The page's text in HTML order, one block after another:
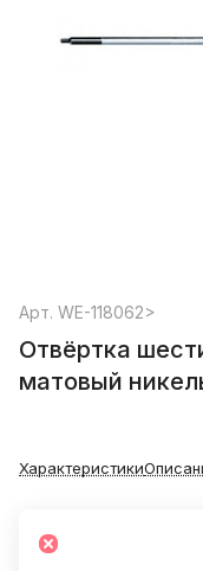
Арт. WE-118062>
Отвёртка
матовый
Характеристики